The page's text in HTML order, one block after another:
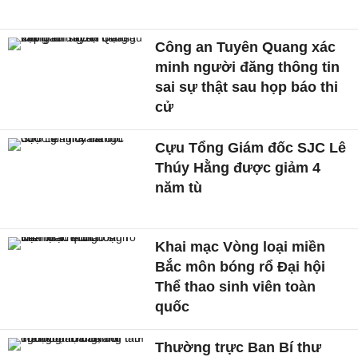
Công an Tuyên Quang xác
minh người đăng thông tin
sai sự thật sau họp báo thi
cử
Cựu Tổng Giám đốc SJC Lê
Thúy Hằng được giảm 4
năm tù
Khai mạc Vòng loại miền
Bắc môn bóng rổ Đại hội
Thể thao sinh viên toàn
quốc
Thường trực Ban Bí thư